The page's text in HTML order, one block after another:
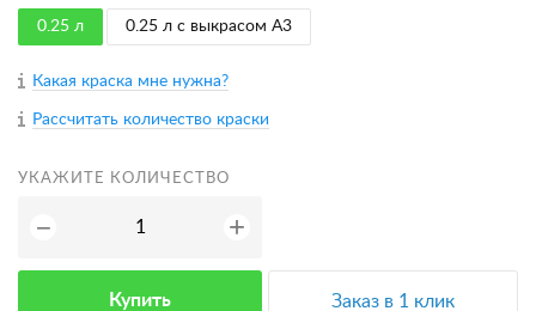
0.25 л 0.25 л с выкрасом A3
Какая краска мне нужна?
Рассчитать количество краски
УКАЖИТЕ КОЛИЧЕСТВО
− +
Купить Заказ в 1 клик